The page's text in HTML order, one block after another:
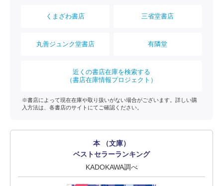
くまざわ書店 三省堂書店
丸善ジュンク堂書店 有隣堂
近くの書店在庫を検索する
（書店在庫情報プロジェクト）
※書店によって現在在庫や取り扱いがない場合がございます。詳しい購
入方法は、各書店のサイトにてご確認ください。
本 （文庫）
ベストセラーランキング
KADOKAWA調べ